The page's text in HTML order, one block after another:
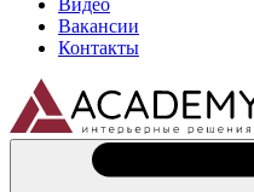
Видео
Вакансии
Контакты